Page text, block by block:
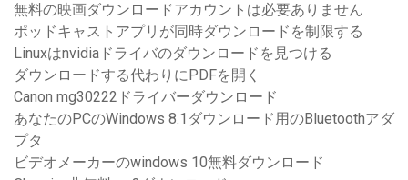
無料の映画ダウンロードアカウントは必要ありません
ポッドキャストアプリが同時ダウンロードを制限する
Linuxはnvidiaドライバのダウンロードを見つける
ダウンロードする代わりにPDFを開く
Canon mg30222ドライバーダウンロード
あなたのPCのWindows 8.1ダウンロード用のBluetoothアダ
プタ
ビデオメーカーのwindows 10無料ダウンロード